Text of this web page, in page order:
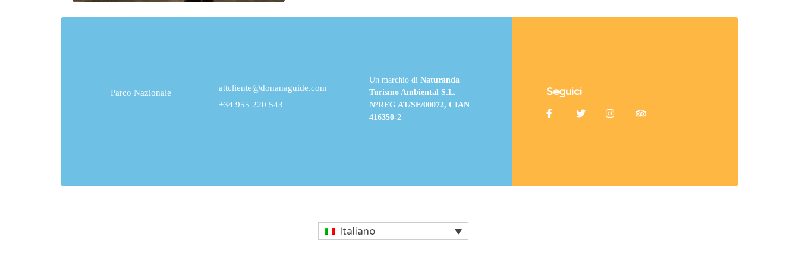
Parco Nazionale
attcliente@donanaguide.com
+34 955 220 543
Un marchio diNaturanda
Turismo Ambiental S.L.
NºREG AT/SE/00072, CIAN
416350-2
Seguici
Italiano